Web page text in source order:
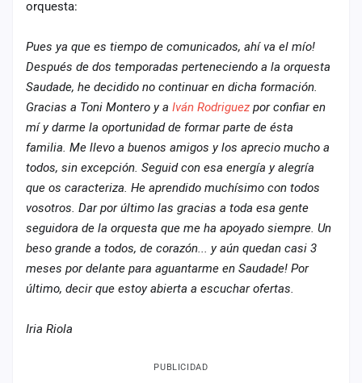
orquesta:
Pues ya que es tiempo de comunicados, ahí va el mío!
Después de dos temporadas perteneciendo a la orquesta
Saudade, he decidido no continuar en dicha formación.
Gracias a Toni Montero y a Iván Rodriguez por confiar en
mí y darme la oportunidad de formar parte de ésta
familia. Me llevo a buenos amigos y los aprecio mucho a
todos, sin excepción. Seguid con esa energía y alegría
que os caracteriza. He aprendido muchísimo con todos
vosotros. Dar por último las gracias a toda esa gente
seguidora de la orquesta que me ha apoyado siempre. Un
beso grande a todos, de corazón... y aún quedan casi 3
meses por delante para aguantarme en Saudade! Por
último, decir que estoy abierta a escuchar ofertas.
Iria Riola
PUBLICIDAD